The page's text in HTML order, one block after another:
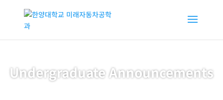
Undergraduate Announcements